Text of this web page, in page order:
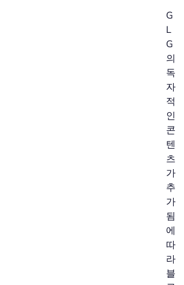
G
L
G
의
독
자
적
인
콘
텐
츠
가
추
가
됨
에
따
라
블